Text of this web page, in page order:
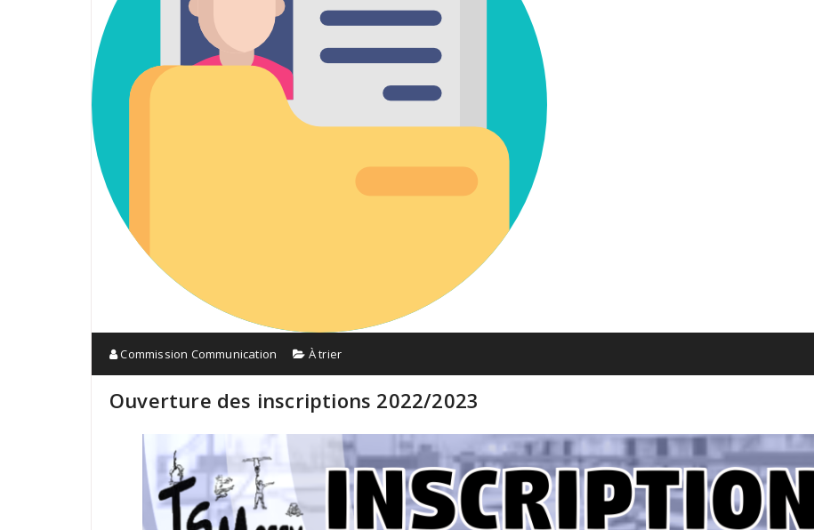
Commission Communication À trier
Ouverture des inscriptions 2022/2023